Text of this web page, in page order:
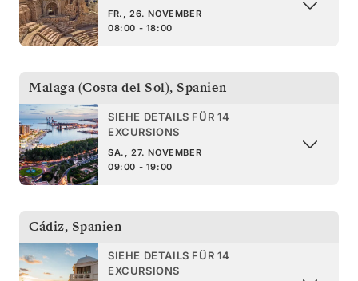
FR., 26. NOVEMBER
08:00 - 18:00
Malaga (Costa del Sol), Spanien
SIEHE DETAILS FÜR 14
EXCURSIONS
SA., 27. NOVEMBER
09:00 - 19:00
Cádiz, Spanien
SIEHE DETAILS FÜR 14
EXCURSIONS